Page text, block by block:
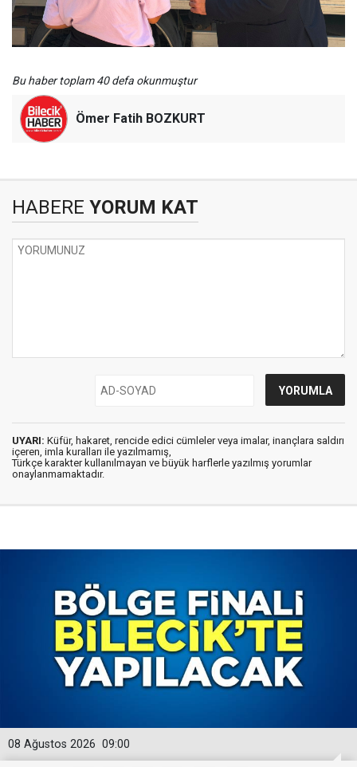
Bu haber toplam 40 defa okunmuştur
Ömer Fatih BOZKURT
HABERE YORUM KAT
UYARI: Küfür, hakaret, rencide edici cümleler veya imalar, inançlara saldırı
içeren, imla kuralları ile yazılmamış,
Türkçe karakter kullanılmayan ve büyük harflerle yazılmış yorumlar
onaylanmamaktadır.
09:00
08 Ağustos 2026